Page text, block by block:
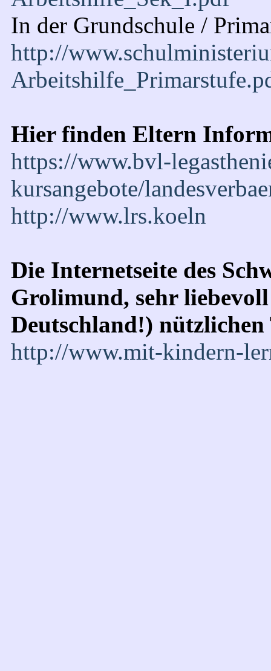
In der Grundschule /
http://
Hier finden Eltern
https://www.bvl-
kursangebote/
http://www.lrs.koeln
Die Internetseite des
Grolimund, sehr
Deutschland!)
http://www.mit-kindern-